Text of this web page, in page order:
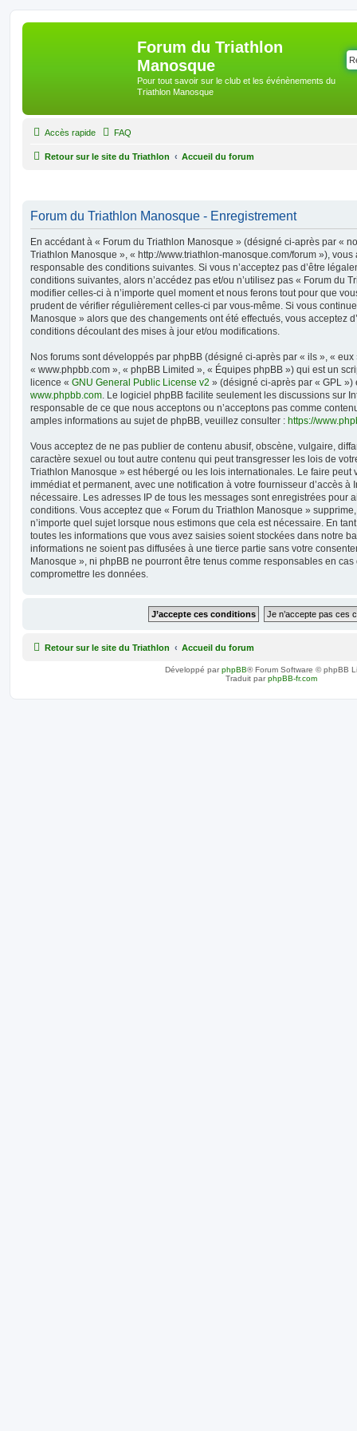
Forum du Triathlon
Manosque
Pour tout savoir sur le club et les événènements du
Triathlon Manosque
Accès rapide FAQ
Retour sur le site du Triathlon Accueil du forum
Forum du Triathlon Manosque - Enregistrement
En accédant à « Forum du Triathlon Manosque » (désigné ci-après par «
Triathlon Manosque », « http://www.triathlon-manosque.com/forum »), vous
responsable des conditions suivantes. Si vous n’acceptez pas d’être
conditions suivantes, alors n’accédez pas et/ou n’utilisez pas « Forum du
modifier celles-ci à n’importe quel moment et nous ferons tout pour que
prudent de vérifier régulièrement celles-ci par vous-même. Si vous
Manosque » alors que des changements ont été effectués, vous acceptez
conditions découlant des mises à jour et/ou modifications.
Nos forums sont développés par phpBB (désigné ci-après par « ils », «
« www.phpbb.com », « phpBB Limited », « Équipes phpBB ») qui est un
licence « GNU General Public License v2 » (désigné ci-après par « GPL
www.phpbb.com. Le logiciel phpBB facilite seulement les discussions sur
responsable de ce que nous acceptons ou n’acceptons pas comme
amples informations au sujet de phpBB, veuillez consulter : https://
Vous acceptez de ne pas publier de contenu abusif, obscène, vulgaire,
caractère sexuel ou tout autre contenu qui peut transgresser les lois de
Triathlon Manosque » est hébergé ou les lois internationales. Le faire peut
immédiat et permanent, avec une notification à votre fournisseur d’accès à
nécessaire. Les adresses IP de tous les messages sont enregistrées pour
conditions. Vous acceptez que « Forum du Triathlon Manosque »
n’importe quel sujet lorsque nous estimons que cela est nécessaire. En
toutes les informations que vous avez saisies soient stockées dans notre
informations ne soient pas diffusées à une tierce partie sans votre
Manosque », ni phpBB ne pourront être tenus comme responsables en
compromettre les données.
Retour sur le site du Triathlon Accueil du forum
Développé parphpBB® Forum Software © phpBB
Traduit parphpBB-fr.com